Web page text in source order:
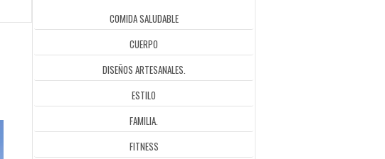
COMIDA SALUDABLE
CUERPO
DISEÑOS ARTESANALES.
ESTILO
FAMILIA.
FITNESS